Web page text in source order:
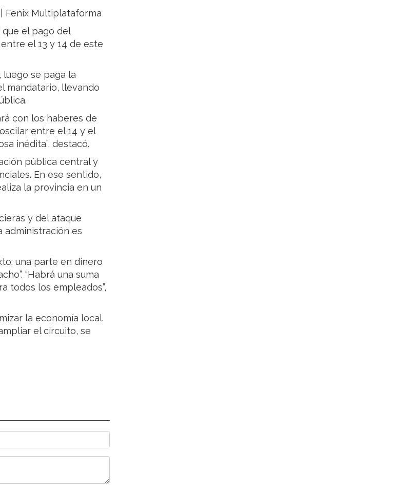
Fenix Multiplataforma
que el pago del
el 13 y 14 de este
luego se paga la
mandatario, llevando
con los haberes de
entre el 14 y el
inédita”, destacó.
pública central y
En ese sentido,
la provincia en un
y del ataque
administración es
una parte en dinero
“Habrá una suma
todos los empleados”,
la economía local.
el circuito, se